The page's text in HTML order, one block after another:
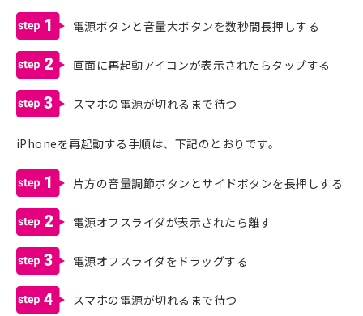
1 電源ボタンと音量大ボタンを数秒間長押しする
2 画面に再起動アイコンが表示されたらタップする
3 スマホの電源が切れるまで待つ
iPhoneを再起動する手順は、下記のとおりです。
1 片方の音量調節ボタンとサイドボタンを長押しする
2 電源オフスライダが表示されたら離す
3 電源オフスライダをドラッグする
4 スマホの電源が切れるまで待つ